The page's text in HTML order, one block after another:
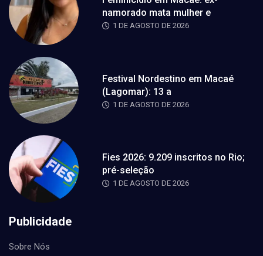
namorado mata mulher e
1 DE AGOSTO DE 2026
Festival Nordestino em Macaé
(Lagomar): 13 a
1 DE AGOSTO DE 2026
Fies 2026: 9.209 inscritos no Rio;
pré-seleção
1 DE AGOSTO DE 2026
Publicidade
Sobre Nós